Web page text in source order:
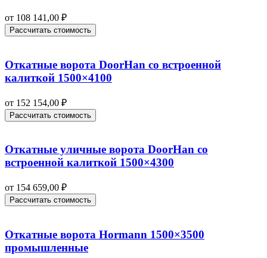
от 108 141,00 ₽
Рассчитать стоимость
Откатные ворота DoorHan со встроенной
калиткой 1500×4100
от 152 154,00 ₽
Рассчитать стоимость
Откатные уличные ворота DoorHan со
встроенной калиткой 1500×4300
от 154 659,00 ₽
Рассчитать стоимость
Откатные ворота Hormann 1500×3500
промышленные